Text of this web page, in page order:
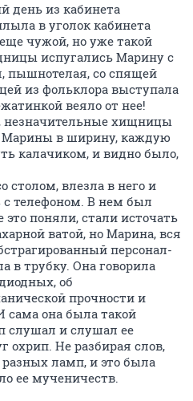
день из кабинета
в уголок кабинета
чужой, но уже такой
испугались Марину с
пышнотелая, со спящей
из фольклора выступала
веяло от нее!
незначительные хищницы
в ширину, каждую
калачиком, и видно было,
столом, влезла в него и
телефоном. В нем был
поняли, стали источать
ватой, но Марина, вся
персонал-
в трубку. Она говорила
об
прочности и
сама она была такой
слушал и слушал ее
охрип. Не разбирая слов,
разных ламп, и это была
ее мученичеств.